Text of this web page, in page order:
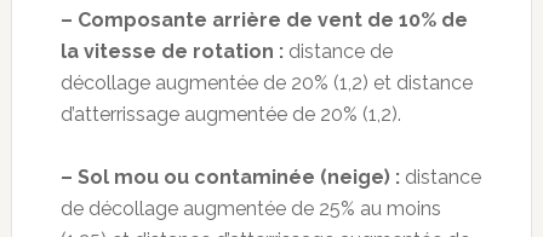
– Composante arrière de vent de 10% de
la vitesse de rotation : distance de
décollage augmentée de 20% (1,2) et distance
d’atterrissage augmentée de 20% (1,2).
– Sol mou ou contaminée (neige) :distance
de décollage augmentée de 25% au moins